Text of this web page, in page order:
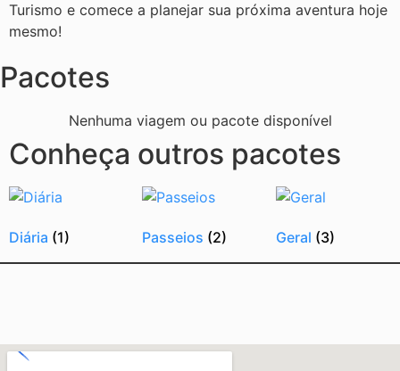
Turismo e comece a planejar sua próxima aventura hoje
mesmo!
Pacotes
Nenhuma viagem ou pacote disponível
Conheça outros pacotes
Diária (1) Passeios (2) Geral (3)